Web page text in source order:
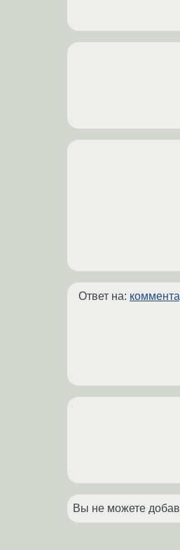
Ответ на:
Вы не можете